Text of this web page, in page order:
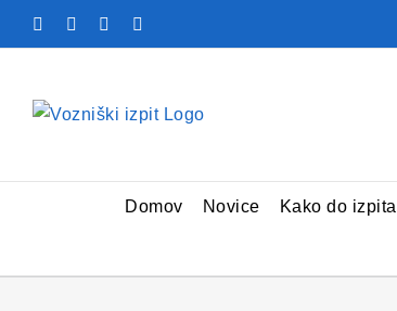
Skip
to
FacebookYouTube
Rss
Domov Novice Kako do izpita